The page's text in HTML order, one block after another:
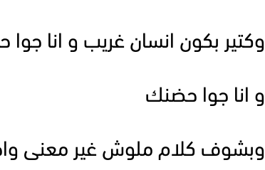
وكتير بكون انسان غريب و انا
و انا جوا حضنك
وبشوف كلام ملوش غير معنى